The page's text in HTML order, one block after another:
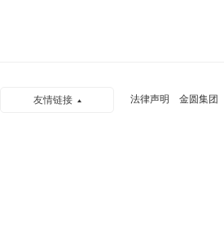
友情链接 法律声明 金圆集团